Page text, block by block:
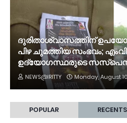
ദുരിതാശ്വാസത്തിന്
പിഴ ചുമത്തിയ സംഭവം;
ഉദ്യോഗസ്ഥരുടെ
NEWS@IRITTY Monday, August
POPULAR RECENTS